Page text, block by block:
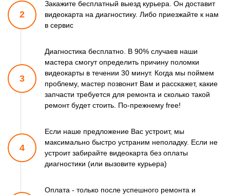
2
Закажите бесплатный выезд курьера. Он доставит
видеокарта на диагностику. Либо приезжайте к нам
в сервис
3
Диагностика бесплатно. В 90% случаев наши
мастера смогутопределить причину поломки
видеокарты в течении 30 минут. Когда мы поймем
проблему, мастер позвонит Вам и расскажет, какие
запчасти требуется для ремонта и сколько такой
ремонтбудет стоить. По-прежнему free!
4
Если наше предложение Вас устроит, мы
максимально быстро устраним неполадку. Если не
устроит забирайте видеокарта без оплаты
диагностики (или вызовите курьера)
Оплата - только после успешного ремонта и